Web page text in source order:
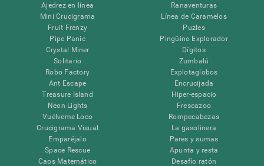
Ajedrez en línea
Mini Crucigrama
Fruit Frenzy
Pipe Panic
Crystal Miner
Solitario
Robo Factory
Ant Escape
Treasure Island
Neon Lights
Vuélveme Loco
Crucigrama Visual
Emparéjalo
Space Rescue
Caos Matemático
Ranaventuras
Línea de Caramelos
Puzles
Pingüino Explorador
Dígitos
Zumbalú
Explotaglobos
Encrucijada
Hiper-espacio
Frescazoo
Rompecabezas
La gasolinera
Pares y sumas
Apunta y resta
Desafío ratón